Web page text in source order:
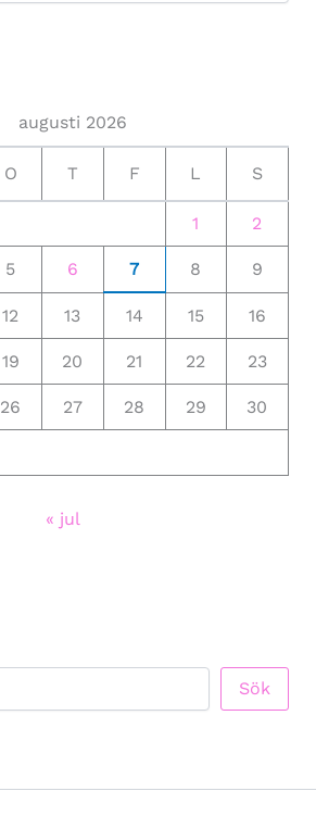
augusti 2026
O T F L S
1 2
5 6 7 8 9
12 13 14 15 16
19 20 21 22 23
26 27 28 29 30
« jul
Sök